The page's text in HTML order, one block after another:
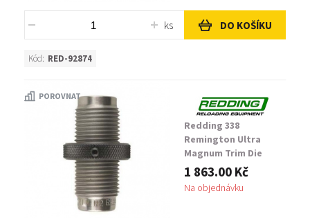
ks DO KOŠÍKU
Kód: RED-92874
POROVNAT
Redding 338
Remington Ultra
Magnum Trim Die
1 863.00 Kč
Na objednávku